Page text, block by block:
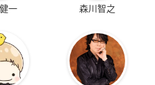
一 森川智之